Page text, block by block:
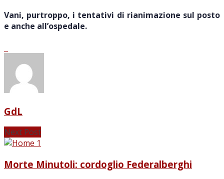
Vani, purtroppo, i tentativi di rianimazione sul posto
e anche all’ospedale.
GdL
Next Post
Morte Minutoli: cordoglio Federalberghi